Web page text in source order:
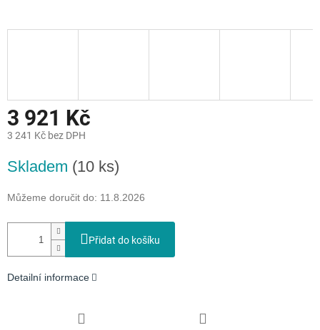
3 921 Kč
3 241 Kč bez DPH
cena:
Skladem (10 ks)
Můžeme doručit do: 11.8.2026
Přidat do košíku
Detailní informace